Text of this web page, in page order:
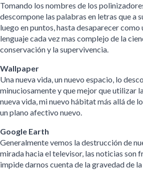
Tomando los nombres de los
descompone las palabras en letras que a
luego en puntos, hasta desaparecer
lenguaje cada vez mas complejo de la
conservación y la supervivencia.
Wallpaper
Una nueva vida, un nuevo espacio, lo
minuciosamente y que mejor que utilizar
nueva vida, mi nuevo hábitat más allá de
un plano afectivo nuevo.
Google Earth
Generalmente vemos la destrucción de
mirada hacia el televisor, las noticias son
impide darnos cuenta de la gravedad de